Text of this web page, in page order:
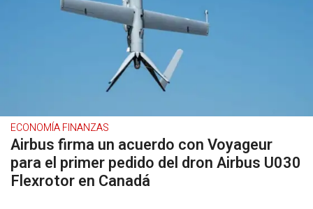
ECONOMÍA FINANZAS
Airbus firma un acuerdo con Voyageur
para el primer pedido del dron Airbus U030
Flexrotor en Canadá